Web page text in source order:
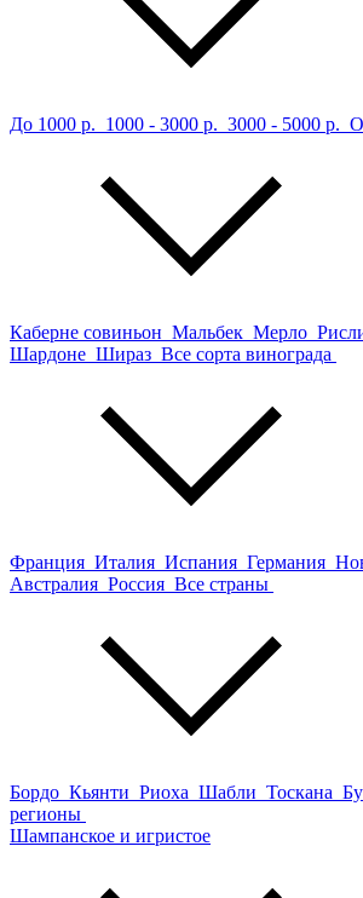
До 1000 р. 1000 - 3000 р. 3000 - 5000 р.
Каберне совиньон Мальбек Мерло
Шардоне Шираз Все сорта винограда
Франция Италия Испания Германия
Австралия Россия Все страны
Бордо Кьянти Риоха Шабли Тоскана
регионы
Шампанское и игристое